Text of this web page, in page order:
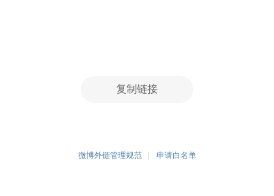
复制链接
微博外链管理规范 申请白名单